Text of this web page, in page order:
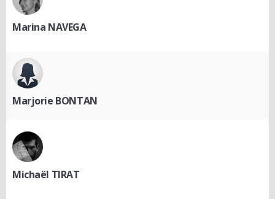
Marina NAVEGA
Marjorie BONTAN
Michaël TIRAT